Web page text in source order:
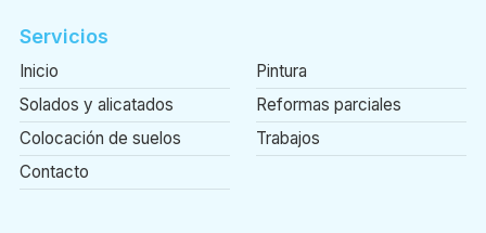
Servicios
Inicio
Pintura
Solados y alicatados
Reformas parciales
Colocación de suelos
Trabajos
Contacto